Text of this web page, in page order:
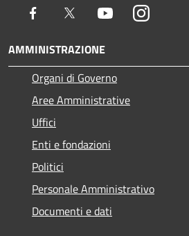
Facebook Twitter YoutubeInstagram
AMMINISTRAZIONE
Organi di Governo
Aree Amministrative
Uffici
Enti e fondazioni
Politici
Personale Amministrativo
Documenti e dati